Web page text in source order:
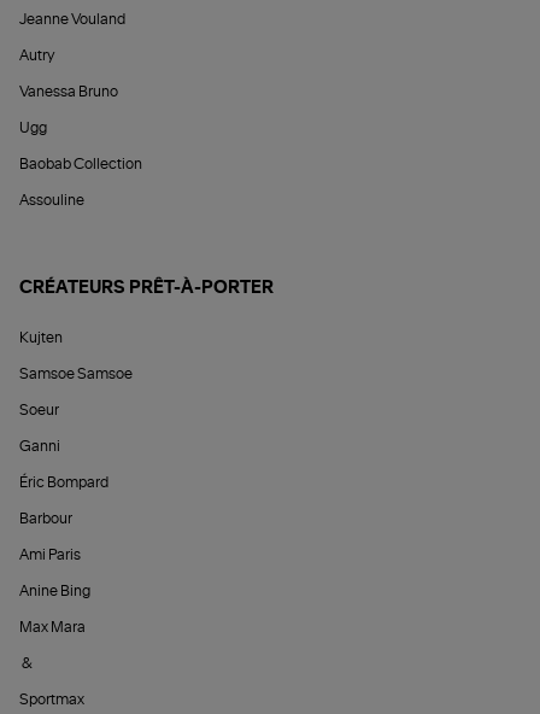
Jeanne Vouland
Autry
Vanessa Bruno
Ugg
Baobab Collection
Assouline
CRÉATEURS PRÊT-À-PORTER
Kujten
Samsoe Samsoe
Soeur
Ganni
Éric Bompard
Barbour
Ami Paris
Anine Bing
Max Mara
&
Sportmax